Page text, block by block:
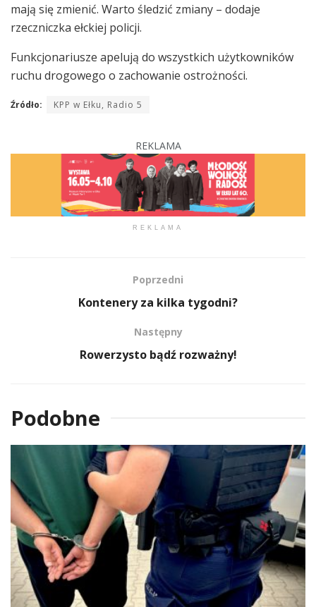
mają się zmienić. Warto śledzić zmiany – dodaje
rzeczniczka ełckiej policji.
Funkcjonariusze apelują do wszystkich użytkowników
ruchu drogowego o zachowanie ostrożności.
Źródło: KPP w Ełku, Radio 5
REKLAMA
REKLAMA
Poprzedni
Kontenery za kilka tygodni?
Następny
Rowerzysto bądź rozważny!
Podobne